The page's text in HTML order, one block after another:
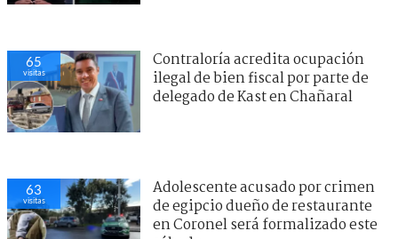
65
visitas
Contraloría acredita ocupación
ilegal de bien fiscal por parte de
delegado de Kast en Chañaral
63
visitas
Adolescente acusado por crimen
de egipcio dueño de restaurante
en Coronel será formalizado este